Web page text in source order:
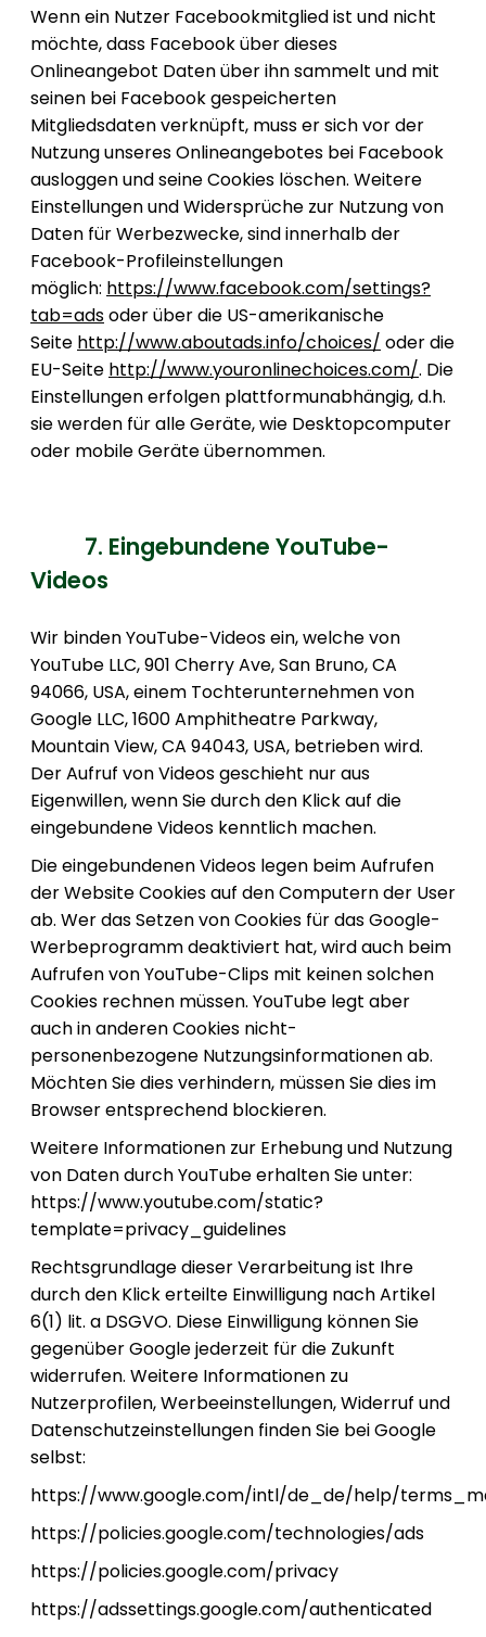
Wenn ein Nutzer Facebookmitglied ist und nicht
möchte, dass Facebook über dieses
Onlineangebot Daten über ihn sammelt und mit
seinen bei Facebook gespeicherten
Mitgliedsdaten verknüpft, muss er sich vor der
Nutzung unseres Onlineangebotes bei Facebook
ausloggen und seine Cookies löschen. Weitere
Einstellungen und Widersprüche zur Nutzung von
Daten für Werbezwecke, sind innerhalb der
Facebook-Profileinstellungen
möglich: https://www.facebook.com/settings?
tab=adsoder über die US-amerikanische
Seite http://www.aboutads.info/choices/ oder die
EU-Seite http://www.youronlinechoices.com/. Die
Einstellungen erfolgen plattformunabhängig, d.h.
sie werden für alle Geräte, wie Desktopcomputer
oder mobile Geräte übernommen.
7. Eingebundene YouTube-
Videos
Wir binden YouTube-Videos ein, welche von
YouTube LLC, 901 Cherry Ave, San Bruno, CA
94066, USA, einem Tochterunternehmen von
Google LLC, 1600 Amphitheatre Parkway,
Mountain View, CA 94043, USA, betrieben wird.
Der Aufruf von Videos geschieht nur aus
Eigenwillen, wenn Sie durch den Klick auf die
eingebundene Videos kenntlich machen.
Die eingebundenen Videos legen beim Aufrufen
der Website Cookies auf den Computern der User
ab. Wer das Setzen von Cookies für das Google-
Werbeprogramm deaktiviert hat, wird auch beim
Aufrufen von YouTube-Clips mit keinen solchen
Cookies rechnen müssen. YouTube legt aber
auch in anderen Cookies nicht-
personenbezogene Nutzungsinformationen ab.
Möchten Sie dies verhindern, müssen Sie dies im
Browser entsprechend blockieren.
Weitere Informationen zur Erhebung und Nutzung
von Daten durch YouTube erhalten Sie unter:
https://www.youtube.com/static?
template=privacy_guidelines
Rechtsgrundlage dieser Verarbeitung ist Ihre
durch den Klick erteilte Einwilligung nach Artikel
6(1) lit. a DSGVO. Diese Einwilligung können Sie
gegenüber Google jederzeit für die Zukunft
widerrufen. Weitere Informationen zu
Nutzerprofilen, Werbeeinstellungen, Widerruf und
Datenschutzeinstellungen finden Sie bei Google
selbst:
https://www.google.com/intl/de_de/help/
https://policies.google.com/technologies/ads
https://policies.google.com/privacy
https://adssettings.google.com/authenticated